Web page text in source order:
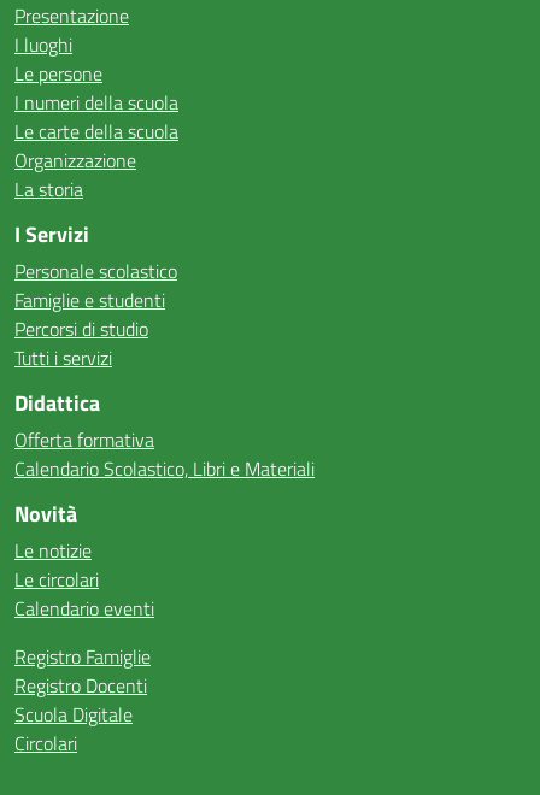
Presentazione
I luoghi
Le persone
I numeri della scuola
Le carte della scuola
Organizzazione
La storia
I Servizi
Personale scolastico
Famiglie e studenti
Percorsi di studio
Tutti i servizi
Didattica
Offerta formativa
Calendario Scolastico, Libri e Materiali
Novità
Le notizie
Le circolari
Calendario eventi
Registro Famiglie
Registro Docenti
Scuola Digitale
Circolari